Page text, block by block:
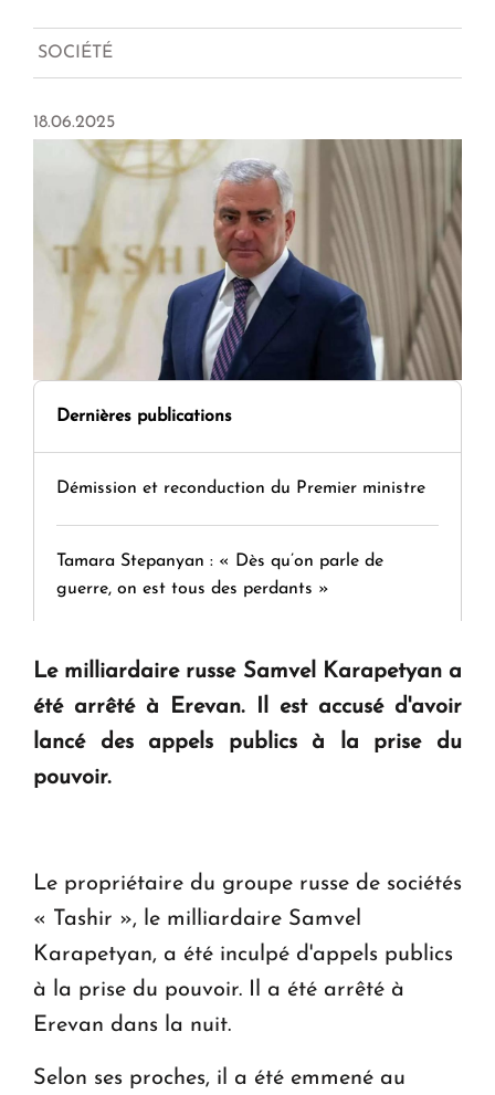
SOCIÉTÉ
18.06.2025
Dernières publications
Démission et reconduction du Premier ministre
Tamara Stepanyan : « Dès qu’on parle de
guerre, on est tous des perdants »
" Tant qu'il n'existe pas d'alternative concrète, la
en Arménie
ouvrira ses portes à Dilijan
Le milliardaire russe Samvel Karapetyan a
été arrêté à Erevan. Il est accusé d'avoir
lancé des appels publics à la prise du
pouvoir.
Le propriétaire du groupe russe de sociétés
« Tashir », le milliardaire Samvel
Karapetyan, a été inculpé d'appels publics
à la prise du pouvoir. Il a été arrêté à
Erevan dans la nuit.
Selon ses proches, il a été emmené au